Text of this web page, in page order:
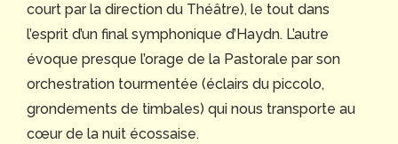
court par la direction du Théâtre), le tout dans
l’esprit d’un final symphonique d’Haydn. L’autre
évoque presque l’orage de la Pastorale par son
orchestration tourmentée (éclairs du piccolo,
grondements de timbales) qui nous transporte au
cœur de la nuit écossaise.